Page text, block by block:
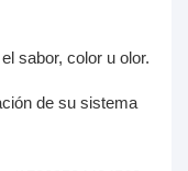
sabor, color u olor.
de su sistema